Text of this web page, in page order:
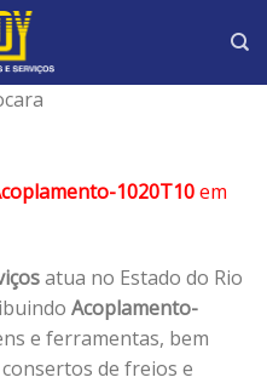
1020T10em
atua no Estado do Rio
Acoplamento-
e ferramentas, bem
de freios e